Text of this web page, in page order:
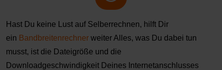
Hast Du keine Lust auf Selberrechnen, hilft Dir
ein Bandbreitenrechner weiter Alles, was Du dabei tun
musst, ist die Dateigröße und die
Downloadgeschwindigkeit Deines Internetanschlusses